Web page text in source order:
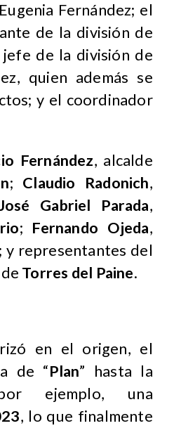
Fernández; el
de la división de
de la división de
quien además se
y el coordinador
Fernández, alcalde
; Claudio Radonich,
Gabriel Parada,
; Fernando Ojeda,
; y representantes del
Torres del Paine.
en el origen, el
de “Plan” hasta la
ejemplo, una
, lo que finalmente